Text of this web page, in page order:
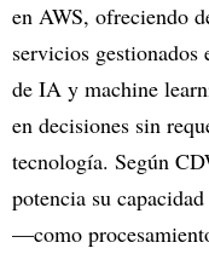
en AWS, ofreciendo
servicios gestionados
de IA y machine
en decisiones sin
tecnología. Según
potencia su
—como